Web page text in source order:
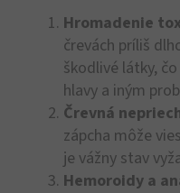
Hromadenie
črevách príliš
škodlivé látky,
hlavy a iným
Črevná
zápcha môže
je vážny stav
Hemoroidy a